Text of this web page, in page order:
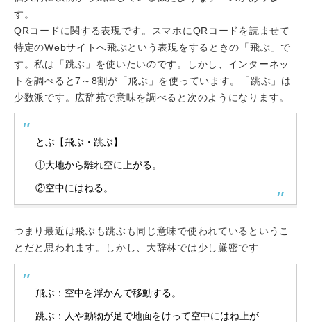
す。
QRコードに関する表現です。スマホにQRコードを読ませて
特定のWebサイトへ飛ぶという表現をするときの「飛ぶ」で
す。私は「跳ぶ」を使いたいのです。しかし、インターネッ
トを調べると7～8割が「飛ぶ」を使っています。「跳ぶ」は
少数派です。広辞苑で意味を調べると次のようになります。
とぶ【飛ぶ・跳ぶ】
①大地から離れ空に上がる。
②空中にはねる。
つまり最近は飛ぶも跳ぶも同じ意味で使われているというこ
とだと思われます。しかし、大辞林では少し厳密です
飛ぶ：空中を浮かんで移動する。
跳ぶ：人や動物が足で地面をけって空中にはね上が